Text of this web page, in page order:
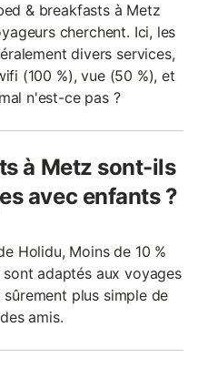
& breakfasts à Metz
cherchent. Ici, les
divers services,
(100 %), vue (50 %), et
n'est-ce pas ?
à Metz sont-ils
avec enfants ?
Holidu, Moins de 10 %
adaptés aux voyages
plus simple de
amis.